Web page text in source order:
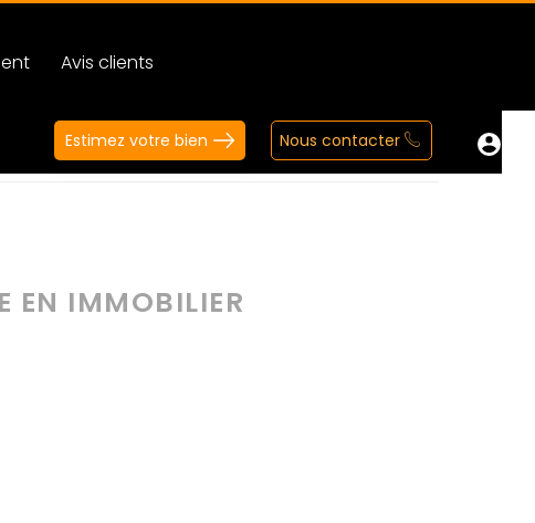
Avis clients
Estimez votre bien Nous contacter
EN IMMOBILIER